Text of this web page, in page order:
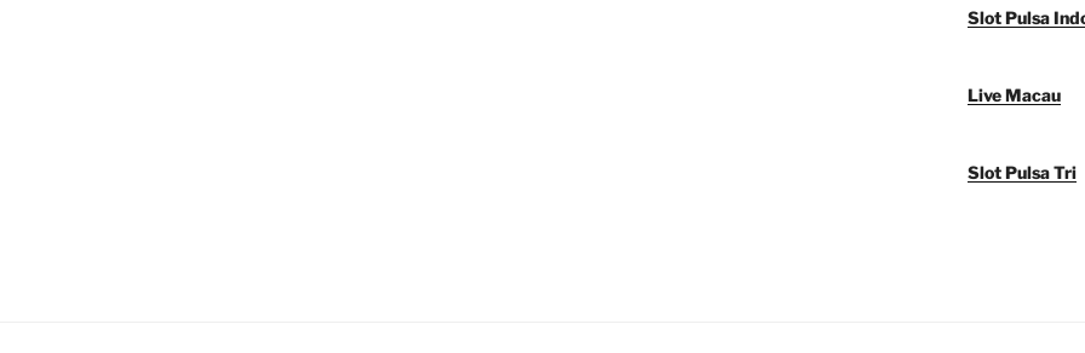
Slot Pulsa
Live Macau
Slot Pulsa Tri